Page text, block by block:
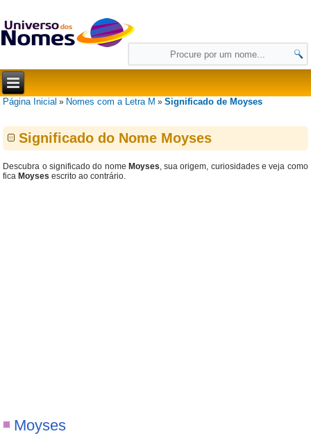
Página Inicial » Nomes com a Letra M »Significado de Moyses
Significado do Nome Moyses
Descubra o significado do nome Moyses, sua origem, curiosidades e veja como
fica Moyses escrito ao contrário.
Moyses